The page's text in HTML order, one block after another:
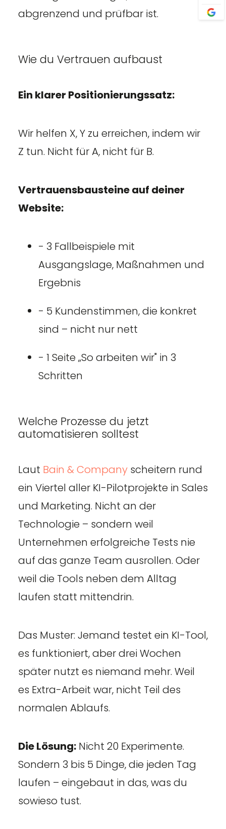
abgrenzend und prüfbar ist.
Wie du Vertrauen aufbaust
Ein klarer Positionierungssatz:
Wir helfen X, Y zu erreichen, indem wir
Z tun. Nicht für A, nicht für B.
Vertrauensbausteine auf deiner
Website:
- 3 Fallbeispiele mit
Ausgangslage, Maßnahmen und
Ergebnis
- 5 Kundenstimmen, die konkret
sind – nicht nur nett
- 1 Seite „So arbeiten wir" in 3
Schritten
Welche Prozesse du jetzt
automatisieren solltest
Laut Bain & Companyscheitern rund
ein Viertel aller KI-Pilotprojekte in Sales
und Marketing. Nicht an der
Technologie – sondern weil
Unternehmen erfolgreiche Tests nie
auf das ganze Team ausrollen. Oder
weil die Tools neben dem Alltag
laufen statt mittendrin.
Das Muster: Jemand testet ein KI-Tool,
es funktioniert, aber drei Wochen
später nutzt es niemand mehr. Weil
es Extra-Arbeit war, nicht Teil des
normalen Ablaufs.
Die Lösung:Nicht 20 Experimente.
Sondern 3 bis 5 Dinge, die jeden Tag
laufen – eingebaut in das, was du
sowieso tust.